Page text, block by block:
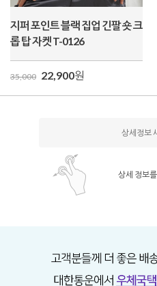
지퍼 포인트 블랙 집업 긴팔 숏 크
롭 탑 자켓 T-0126
35,000 22,900원
상세정보
상세 정보